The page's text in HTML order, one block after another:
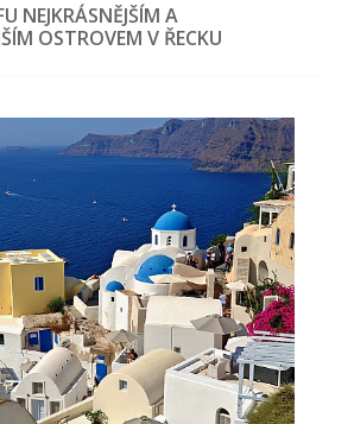
NEJKRÁSNĚJŠÍM A
OSTROVEM V ŘECKU